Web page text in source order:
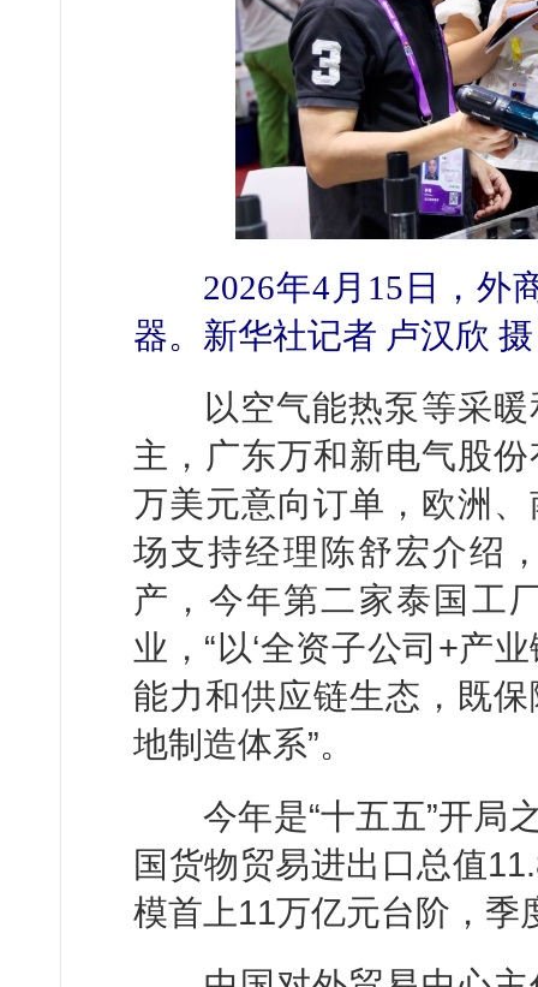
2026年4月15日，外
器。新华社记者 卢汉欣 摄
以空气能热泵等采暖
主，广东万和新电气股
万美元意向订单，欧洲
场支持经理陈舒宏介绍
产，今年第二家泰国工
业，“以‘全资子公司+产
能力和供应链生态，既
地制造体系”。
今年是“十五五”开局之
国货物贸易进出口总值
模首上11万亿元台阶，季